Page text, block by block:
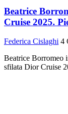
Beatrice
Cruise 2025.
Federica Cislaghi 4
Beatrice Borromeo
sfilata Dior Cruise